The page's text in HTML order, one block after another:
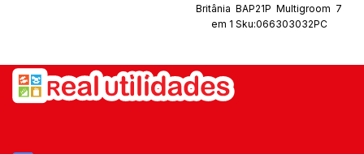
por mais tempo, seja ela quente
ou fria. O uso deste vidro
assegura uma elevada
Britânia BAP21P Multigroom 7
em 1 Sku:066303032PC
Britânia Quantidade de peças: